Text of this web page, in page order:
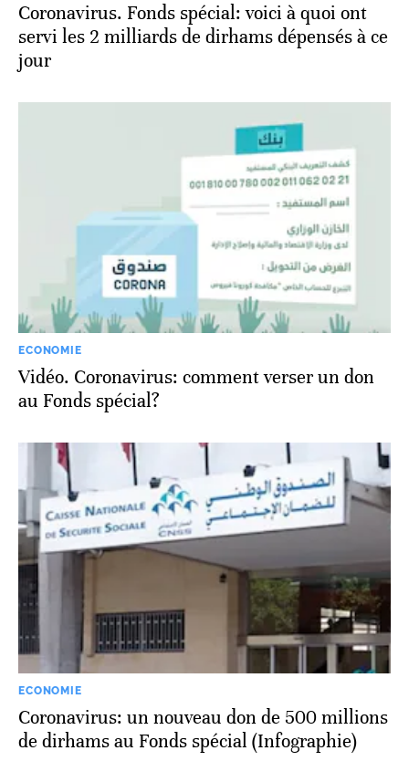
Coronavirus. Fonds spécial: voici à quoi ont
servi les 2 milliards de dirhams dépensés à ce
jour
ECONOMIE
Vidéo. Coronavirus: comment verser un don
au Fonds spécial?
ECONOMIE
Coronavirus: un nouveau don de 500 millions
de dirhams au Fonds spécial (Infographie)